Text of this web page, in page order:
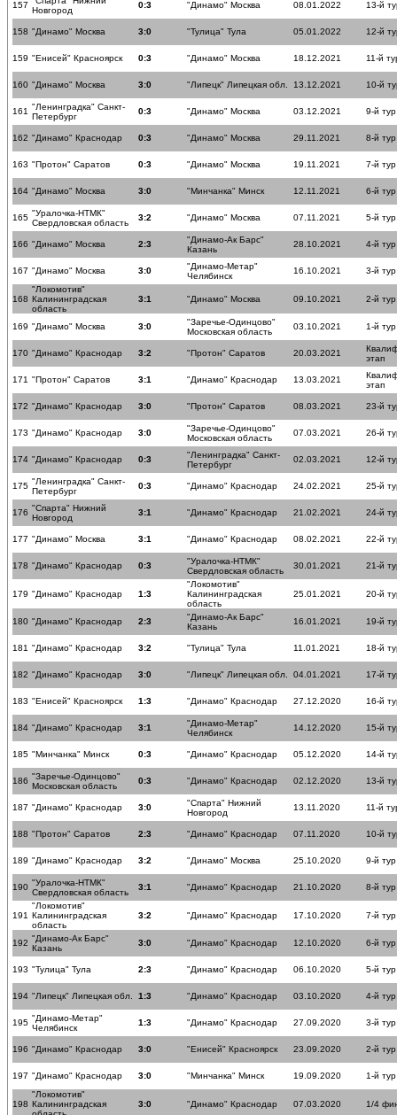
157
Новгород
0:3 "Динамо" Москва 08.01.2022 13-й
158 "Динамо" Москва 3:0 "Тулица" Тула 05.01.2022 12-й
159 "Енисей" Красноярск 0:3 "Динамо" Москва 18.12.2021 11-й
160 "Динамо" Москва 3:0 "Липецк" Липецкая обл. 13.12.2021 10-й
161 "Ленинградка" Санкт-
Петербург
0:3 "Динамо" Москва 03.12.2021 9-й тур
162 "Динамо" Краснодар 0:3 "Динамо" Москва 29.11.2021 8-й тур
163 "Протон" Саратов 0:3 "Динамо" Москва 19.11.2021 7-й тур
164 "Динамо" Москва 3:0 "Минчанка" Минск 12.11.2021 6-й тур
165 "Уралочка-НТМК"
Свердловская область
3:2 "Динамо" Москва 07.11.2021 5-й тур
166 "Динамо" Москва 2:3
"Динамо-Ак Барс"
Казань
28.10.2021 4-й тур
167 "Динамо" Москва 3:0
"Динамо-Метар"
Челябинск
16.10.2021 3-й тур
168
"Локомотив"
Калининградская
область
3:1 "Динамо" Москва 09.10.2021 2-й тур
169 "Динамо" Москва 3:0
"Заречье-Одинцово"
Московская область
03.10.2021 1-й тур
170 "Динамо" Краснодар 3:2 "Протон" Саратов 20.03.2021
этап
171 "Протон" Саратов 3:1 "Динамо" Краснодар 13.03.2021
этап
172 "Динамо" Краснодар 3:0 "Протон" Саратов 08.03.2021 23-й
173 "Динамо" Краснодар 3:0
"Заречье-Одинцово"
Московская область
07.03.2021 26-й
174 "Динамо" Краснодар 0:3
"Ленинградка" Санкт-
Петербург
02.03.2021 12-й
175 "Ленинградка" Санкт-
Петербург
0:3 "Динамо" Краснодар 24.02.2021 25-й
176 "Спарта" Нижний
Новгород
3:1 "Динамо" Краснодар 21.02.2021 24-й
177 "Динамо" Москва 3:1 "Динамо" Краснодар 08.02.2021 22-й
178 "Динамо" Краснодар 0:3
"Уралочка-НТМК"
Свердловская область
30.01.2021 21-й
179 "Динамо" Краснодар 1:3
"Локомотив"
Калининградская
область
25.01.2021 20-й
180 "Динамо" Краснодар 2:3
"Динамо-Ак Барс"
Казань
16.01.2021 19-й
181 "Динамо" Краснодар 3:2 "Тулица" Тула 11.01.2021 18-й
182 "Динамо" Краснодар 3:0 "Липецк" Липецкая обл. 04.01.2021 17-й
183 "Енисей" Красноярск 1:3 "Динамо" Краснодар 27.12.2020 16-й
184 "Динамо" Краснодар 3:1
"Динамо-Метар"
Челябинск
14.12.2020 15-й
185 "Минчанка" Минск 0:3 "Динамо" Краснодар 05.12.2020 14-й
186 "Заречье-Одинцово"
Московская область
0:3 "Динамо" Краснодар 02.12.2020 13-й
187 "Динамо" Краснодар 3:0
"Спарта" Нижний
Новгород
13.11.2020 11-й
188 "Протон" Саратов 2:3 "Динамо" Краснодар 07.11.2020 10-й
189 "Динамо" Краснодар 3:2 "Динамо" Москва 25.10.2020 9-й тур
190 "Уралочка-НТМК"
Свердловская область
3:1 "Динамо" Краснодар 21.10.2020 8-й тур
191
"Локомотив"
Калининградская
область
3:2 "Динамо" Краснодар 17.10.2020 7-й тур
192 "Динамо-Ак Барс"
Казань
3:0 "Динамо" Краснодар 12.10.2020 6-й тур
193 "Тулица" Тула 2:3 "Динамо" Краснодар 06.10.2020 5-й тур
194 "Липецк" Липецкая обл. 1:3 "Динамо" Краснодар 03.10.2020 4-й тур
195 "Динамо-Метар"
Челябинск
1:3 "Динамо" Краснодар 27.09.2020 3-й тур
196 "Динамо" Краснодар 3:0 "Енисей" Красноярск 23.09.2020 2-й тур
197 "Динамо" Краснодар 3:0 "Минчанка" Минск 19.09.2020 1-й тур
198
"Локомотив"
Калининградская
3:0 "Динамо" Краснодар 07.03.2020 1/4